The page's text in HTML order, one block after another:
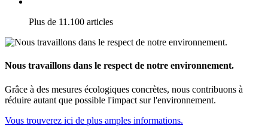
Plus de 11.100 articles
Nous travaillons dans le respect de notre environnement.
Grâce à des mesures écologiques concrètes, nous contribuons à
réduire autant que possible l'impact sur l'environnement.
Vous trouverez ici de plus amples informations.